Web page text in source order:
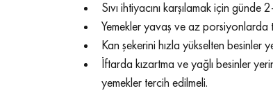
Sıvı ihtiyacını karşılamak için günde
Yemekler yavaş ve az porsiyonlarda
Kan şekerini hızla yükselten besinler
İftarda kızartma ve yağlı besinler
yemekler tercih edilmeli.